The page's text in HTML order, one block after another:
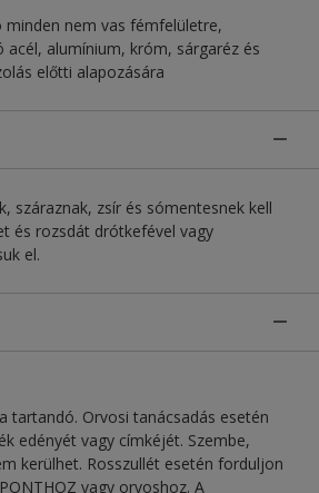
minden nem vas fémfelületre,
acél, alumínium, króm, sárgaréz és
előtti alapozására
száraznak, zsír és sómentesnek kell
és rozsdát drótkefével vagy
el.
tartandó. Orvosi tanácsadás esetén
edényét vagy címkéjét. Szembe,
kerülhet. Rosszullét esetén forduljon
vagy orvoshoz. A